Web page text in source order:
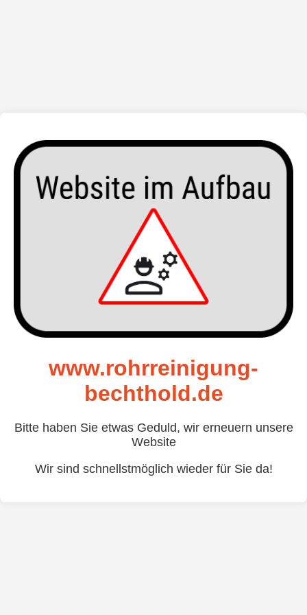
www.rohrreinigung-
bechthold.de
Bitte haben Sie etwas Geduld, wir erneuern unsere
Website
Wir sind schnellstmöglich wieder für Sie da!